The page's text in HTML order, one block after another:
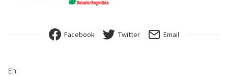
Facebook Twitter Email
En: